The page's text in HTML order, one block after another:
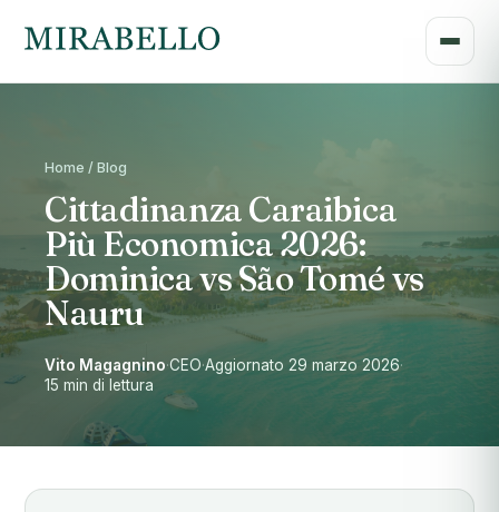
Home / Blog
Cittadinanza Caraibica
Più Economica 2026:
Dominica vs São Tomé vs
Nauru
Vito Magagnino·CEO·Aggiornato 29 marzo 2026·
15 min di lettura